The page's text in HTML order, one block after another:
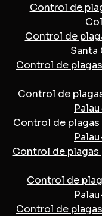
Control de
Control de
Santa
Control de
Control de
Control de plagas
Control de plagas
Control de
Control de